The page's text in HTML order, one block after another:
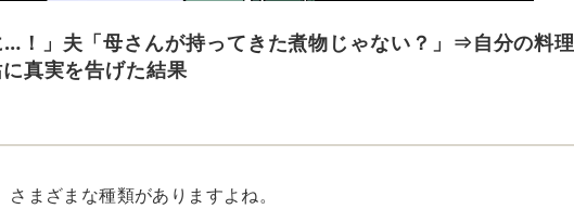
！」夫「母さんが持ってきた煮物じゃない？」⇒自分の料理
真実を告げた結果
まざまな種類がありますよね。